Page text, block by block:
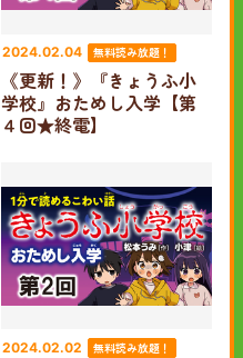
2024.02.04 無料読み放題！
《更新！》『きょうふ小
学校』おためし入学【第
４回★終電】
2024.02.02 無料読み放題！